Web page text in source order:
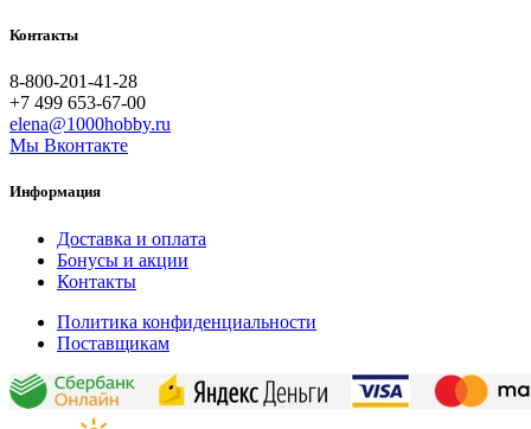
Контакты
8-800-201-41-28
+7 499 653-67-00
elena@1000hobby.ru
Мы Вконтакте
Информация
Доставка и оплата
Бонусы и акции
Контакты
Политика конфиденциальности
Поставщикам